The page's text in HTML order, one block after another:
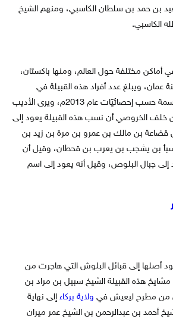
بن حمد بن سلطان الكاسبي، ومنهم الشيخ
الكاسبي.
أماكن مختلفة حول العالم، ومنها باكستان،
عمان، ويبلغ عدد أفراد هذه القبيلة في
سلطنة عمان 300,000 نسمة حسب إحصائيّات عام 2013م، ويرى الأديب
خلف الخروصي أن نسب هذه القبيلة يعود إلى
قضاعة بن مالك بن عمرو بن مرة بن زيد بن
سبأ بن يشجب بن يعرب بن قحطان، وقيل أن
إلى جبال البلوص، وقيل أنه يعود إلى اسم
أصلها إلى قبائل البلوش التي هاجرت من
هذه القبيلة الشيخ سبيل بن مراد بن
من مطرح ليعيش في ولاية بركاءإلى نهاية
أحمد بن عبدالرحمن بن الشيخ عمر ميران